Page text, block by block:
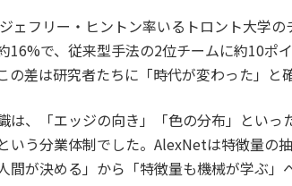
ェフリー・ヒントン率いるトロント大学
16%で、従来型手法の2位チームに約10ポ
の差は研究者たちに「時代が変わった」と
は、「エッジの向き」「色の分布」とい
いう分業体制でした。AlexNetは特徴量の
間が決める」から「特徴量も機械が学ぶ